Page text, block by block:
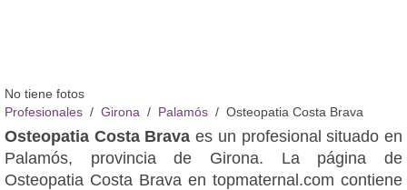
No tiene fotos
Profesionales
Girona Palamós Osteopatia Costa Brava
Osteopatia Costa Brava es un profesional situado en
Palamós, provincia de Girona. La página de
Osteopatia Costa Brava en topmaternal.com contiene